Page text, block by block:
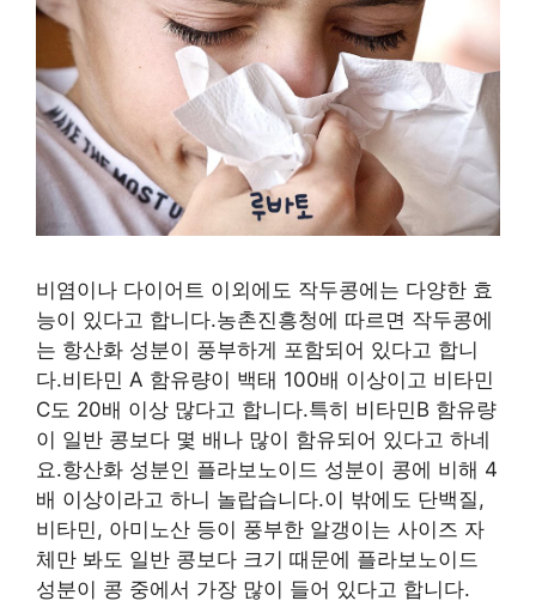
비염이나 다이어트 이외에도 작두콩에는 다양한 효
능이 있다고 합니다.농촌진흥청에 따르면 작두콩에
는 항산화 성분이 풍부하게 포함되어 있다고 합니
다.비타민 A 함유량이 백태 100배 이상이고 비타민
C도 20배 이상 많다고 합니다.특히 비타민B 함유량
이 일반 콩보다 몇 배나 많이 함유되어 있다고 하네
요.항산화 성분인 플라보노이드 성분이 콩에 비해 4
배 이상이라고 하니 놀랍습니다.이 밖에도 단백질,
비타민, 아미노산 등이 풍부한 알갱이는 사이즈 자
체만 봐도 일반 콩보다 크기 때문에 플라보노이드
성분이 콩 중에서 가장 많이 들어 있다고 합니다.